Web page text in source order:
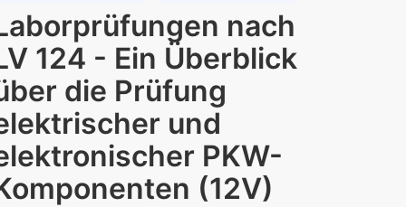
nach
124 - Ein Überblick
die Prüfung
und
PKW-
(12V)